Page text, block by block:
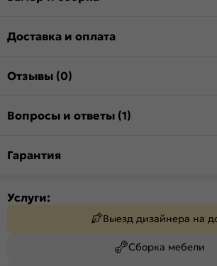
Доставка и оплата
Отзывы (0)
Вопросы и ответы (1)
Гарантия
Услуги:
Выезд дизайнера на
Сборка мебели